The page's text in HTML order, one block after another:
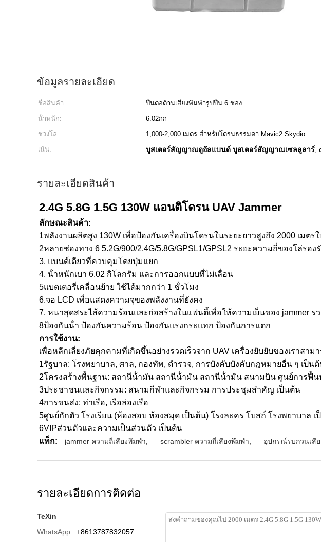
ข้อมูลรายละเอียด
ชื่อสินค้า: ปืนต่อต้านเสียงพึมพำรูปปืน 6 ช่อง
น้ําหนัก:
6.02กก
ช่วงโล่:
1,000-2,000 เมตร สำหรับโดรนธรรมดา Mavic2 Skydio
เน้น:
บูสเตอร์สัญญาณดูอัลแบนด์ บูสเตอร์สัญญาณเซลลูลาร์,
รายละเอียดสินค้า
2.4G 5.8G 1.5G 130W แอนติโดรน UAV Jammer
ลักษณะสินค้า:
1พลังงานผลิตสูง 130W เพื่อป้องกันเครื่องบินโดรนในระยะยาวสูงถึง 2000 เมต
2หลายช่องทาง 6 5.2G/900/2.4G/5.8G/GPSL1/GPSL2 ระยะความถี่ของโล่รอง
3. แบนด์เดียวที่ควบคุมโดยปุ่มแยก
4. น้ําหนักเบา 6.02 กิโลกรัม และการออกแบบที่ไม่เลื่อน
5แบตเตอรี่เคลื่อนย้าย ใช้ได้มากกว่า 1 ชั่วโมง
6.จอ LCD เพื่อแสดงความจุของพลังงานที่ยังคง
7. หนาสุดสระไส้ความร้อนและก่อสร้างในแฟนตี้เพื่อให้ความเย็นของ jammer รว
8ป้องกันน้ํา ป้องกันความร้อน ป้องกันแรงกระแทก ป้องกันการแตก
การใช้งาน:
เพื่อหลีกเลี่ยงภัยคุกคามที่เกิดขึ้นอย่างรวดเร็วจาก UAV เครื่องยับยับของเราสา
1รัฐบาล: โรงพยาบาล, ศาล, กองทัพ, ตํารวจ, การบังคับบังคับกฎหมายอื่น ๆ เป็น
2โครงสร้างพื้นฐาน: สถานีน้ํามัน สถานีน้ํามัน สถานีน้ํามัน สนามบิน ศูนย์การฟื้
3ประชาชนและกิจกรรม: สนามกีฬาและกิจกรรม การประชุมสําคัญ เป็นต้น
4การขนส่ง: ท่าเรือ, เรือล่องเรือ
5ศูนย์กักตัว โรงเรียน (ห้องสอบ ห้องสมุด เป็นต้น) โรงละคร โบสถ์ โรงพยาบาล เ
6VIPส่วนตัวและความเป็นส่วนตัว เป็นต้น
แท็ก:
jammer ความถี่เสียงพึมพำ scrambler ความถี่เสียงพึมพำ อุปกรณ์รบกวนเสี
รายละเอียดการติดต่อ
TeXin
WhatsApp : +8613787832057